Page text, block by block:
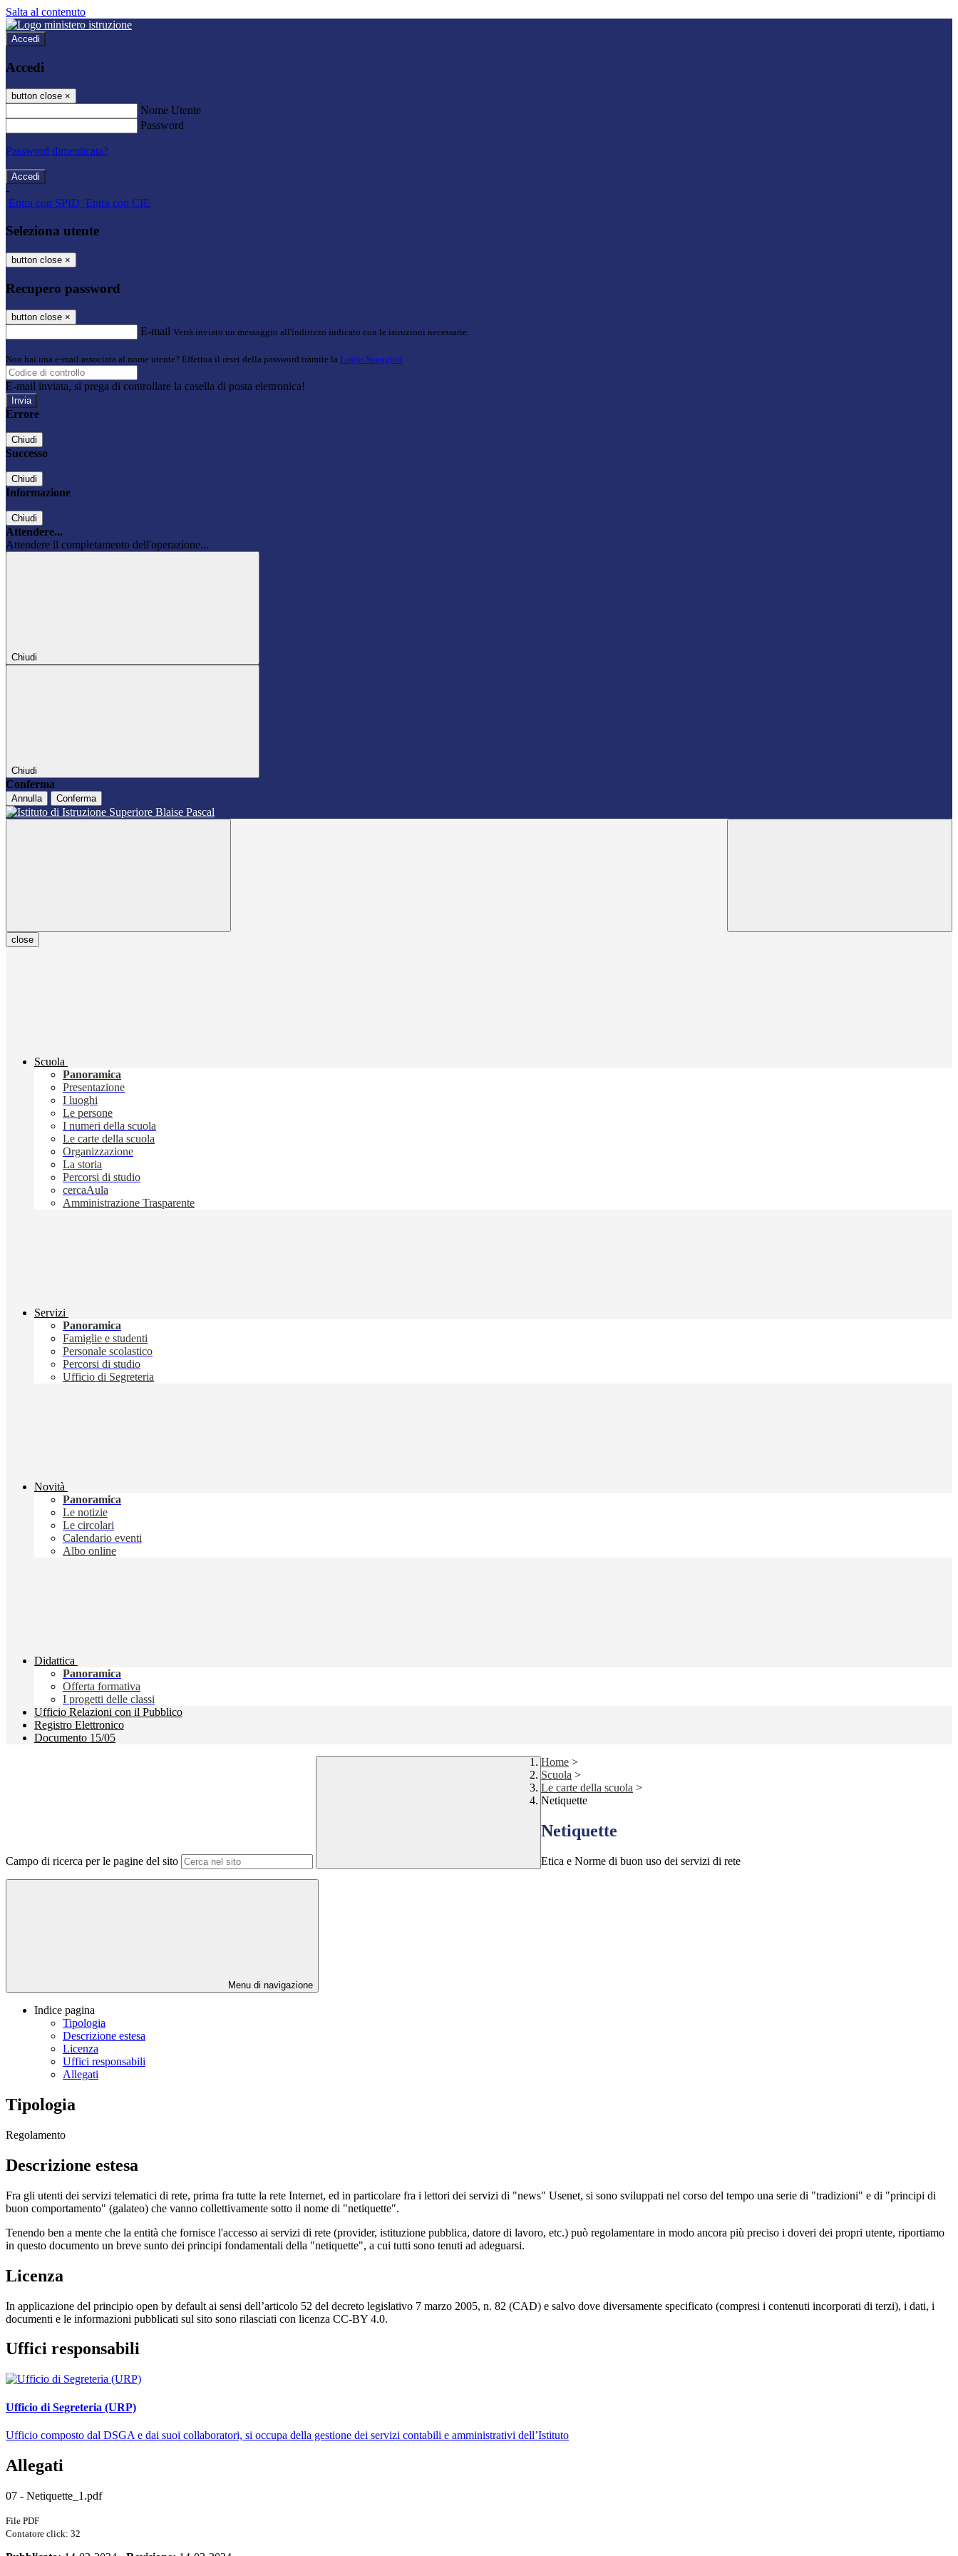
Salta al contenuto
Accedi
Accedi
button close ×
Nome Utente
Password
Password dimenticata?
-
Entra con SPID Entra con CIE
Seleziona utente
button close ×
Recupero password
button close ×
E-mail Verrà inviato un messaggio all'indirizzo indicato con le istruzioni necessarie.
Non hai una e-mail associata al nome utente? Effettua il reset della password tramite la Login Spaggiari
E-mail inviata, si prega di controllare la casella di posta elettronica!
Errore
Chiudi
Successo
Chiudi
Informazione
Chiudi
Attendere...
Attendere il completamento dell'operazione...
Chiudi
Chiudi
Conferma
Annulla Conferma
close
Scuola
Panoramica
Presentazione
I luoghi
Le persone
I numeri della scuola
Le carte della scuola
Organizzazione
La storia
Percorsi di studio
cercaAula
Amministrazione Trasparente
Servizi
Panoramica
Famiglie e studenti
Personale scolastico
Percorsi di studio
Ufficio di Segreteria
Novità
Panoramica
Le notizie
Le circolari
Calendario eventi
Albo online
Didattica
Panoramica
Offerta formativa
I progetti delle classi
Ufficio Relazioni con il Pubblico
Registro Elettronico
Documento 15/05
Campo di ricerca per le pagine del sito
Home >
Scuola >
Le carte della scuola >
Netiquette
Netiquette
Etica e Norme di buon uso dei servizi di rete
Menu di navigazione
Indice pagina
Tipologia
Descrizione estesa
Licenza
Uffici responsabili
Allegati
Tipologia
Regolamento
Descrizione estesa
Fra gli utenti dei servizi telematici di rete, prima fra tutte la rete Internet, ed in particolare fra i lettori dei servizi di "news" Usenet, si sono sviluppati nel corso del tempo una serie di "tradizioni" e di "principi di
buon comportamento" (galateo) che vanno collettivamente sotto il nome di "netiquette".
Tenendo ben a mente che la entità che fornisce l'accesso ai servizi di rete (provider, istituzione pubblica, datore di lavoro, etc.) può regolamentare in modo ancora più preciso i doveri dei propri utente, riportiamo
in questo documento un breve sunto dei principi fondamentali della "netiquette", a cui tutti sono tenuti ad adeguarsi.
Licenza
In applicazione del principio open by default ai sensi dell’articolo 52 del decreto legislativo 7 marzo 2005, n. 82 (CAD) e salvo dove diversamente specificato (compresi i contenuti incorporati di terzi), i dati, i
documenti e le informazioni pubblicati sul sito sono rilasciati con licenza CC-BY 4.0.
Uffici responsabili
Ufficio di Segreteria (URP)
Ufficio composto dal DSGA e dai suoi collaboratori, si occupa della gestione dei servizi contabili e amministrativi dell’Istituto
Allegati
07 - Netiquette_1.pdf
File PDF
Contatore click: 32